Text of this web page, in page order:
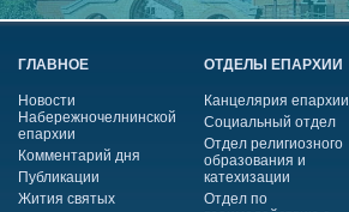
ГЛАВНОЕ
Новости
Набережночелнинской
епархии
Комментарий дня
Публикации
Жития святых
ОТДЕЛЫ ЕПАРХИИ
Канцелярия епархии
Социальный отдел
Отдел религиозного
образования и
катехизации
Отдел по